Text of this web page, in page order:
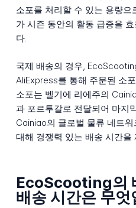
소포를 처리할 수 있는 용량
가 시즌 동안의 활동 급증을
다.
국제 배송의 경우,
AliExpress를 통해 주문된 소
소포는 벨기에 리에주의
과 포르투갈로 전달되어 마지
Cainiao의 글로벌 물류 네트
대해 경쟁력 있는 배송 시간을
EcoScooting의
배송 시간은 무엇